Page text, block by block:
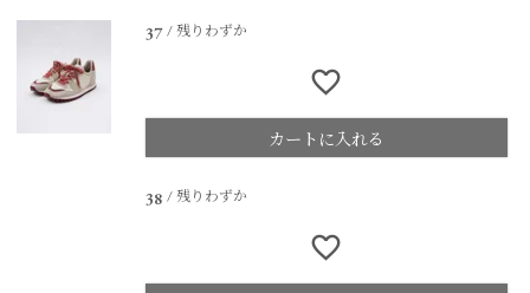
37 残りわずか
カートに入れる
38 残りわずか